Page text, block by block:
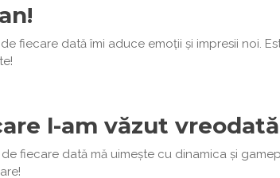
fiecare dată îmi aduce emoții și impresii noi.
l-am văzut
fiecare dată mă uimește cu dinamica și